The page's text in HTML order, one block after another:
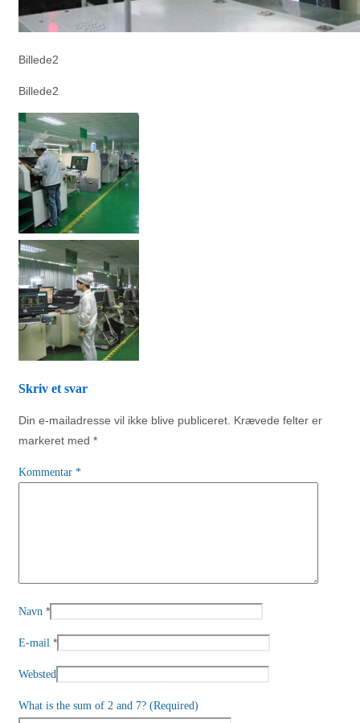
Billede2
Billede2
Skriv et svar
Din e-mailadresse vil ikke blive publiceret. Krævede felter er
markeret med *
Kommentar *
Navn *
E-mail *
Websted
What is the sum of 2 and 7? (Required)